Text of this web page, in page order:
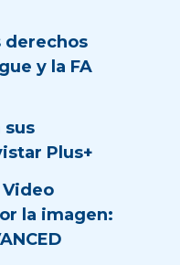
derechos
y la FA
sus
Plus+
la imagen: